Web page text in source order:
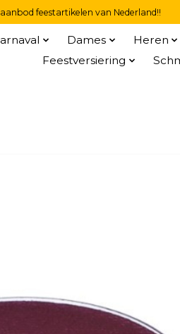
feestartikelen van Nederland!!
Dames Heren
Feestversiering